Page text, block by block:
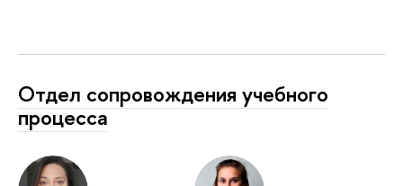
Отдел сопровождения учебного
процесса